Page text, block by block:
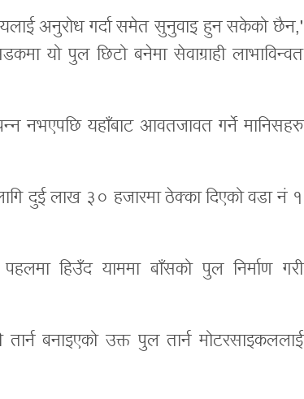
अनुरोध गर्दा समेत सुनुवाइ हुन सकेको छैन,'
यो पुल छिटो बनेमा सेवाग्राही लाभाविन्वत
नभएपछि यहाँबाट आवतजावत गर्ने मानिसहरु
दुई लाख ३० हजारमा ठेक्का दिएको वडा नं १
हिउँद याममा बाँसको पुल निर्माण गरी
बनाइएको उक्त पुल तार्न मोटरसाइकललाई